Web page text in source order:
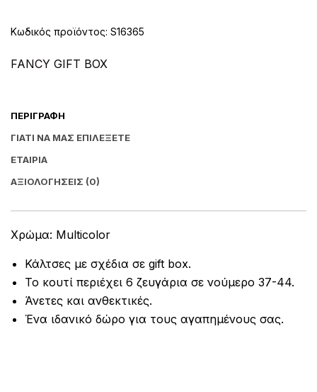
Κωδικός προϊόντος: S16365
FANCY GIFT BOX
ΠΕΡΙΓΡΑΦΉ
ΓΙΑΤΊ ΝΑ ΜΑΣ ΕΠΙΛΈΞΕΤΕ
ΕΤΑΙΡΊΑ
ΑΞΙΟΛΟΓΉΣΕΙΣ (0)
Χρώμα: Multicolor
Κάλτσες με σχέδια σε gift box.
Το κουτί περιέχει 6 ζευγάρια σε νούμερο 37-44.
Άνετες και ανθεκτικές.
Ένα ιδανικό δώρο για τους αγαπημένους σας.